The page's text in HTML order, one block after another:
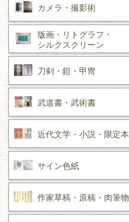
カメラ・撮影術
版画・リトグラフ・
シルクスクリーン
刀剣・ 鎧・ 甲冑
武道書・ 武術書
近代文学・ 小説・限定本
サイン色紙
作家草稿・原稿・ 肉筆物